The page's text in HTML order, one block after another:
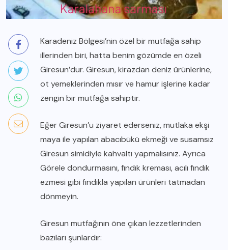
Karadeniz Bölgesi’nin özel bir mutfağa sahip
illerinden biri, hatta benim gözümde en özeli
Giresun’dur. Giresun, kirazdan deniz ürünlerine,
ot yemeklerinden mısır ve hamur işlerine kadar
zengin bir mutfağa sahiptir.
Eğer Giresun’u ziyaret ederseniz, mutlaka ekşi
maya ile yapılan abacıbükü ekmeği ve susamsız
Giresun simidiyle kahvaltı yapmalısınız. Ayrıca
Görele dondurmasını, fındık kreması, acılı fındık
ezmesi gibi fındıkla yapılan ürünleri tatmadan
dönmeyin.
Giresun mutfağının öne çıkan lezzetlerinden
bazıları şunlardır: